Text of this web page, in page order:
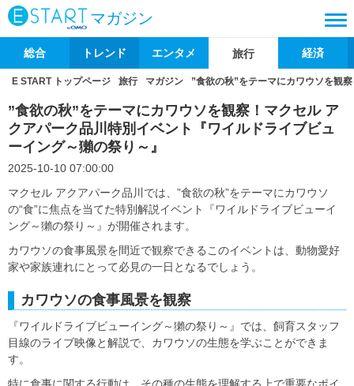
マガジン
総合 トレンド エンタメ 旅行 経済
E START トップページ 旅行 マガジン ”食欲の秋”をテーマにカワウソを観
”食欲の秋”をテーマにカワウソを観察！マクセル ア
クアパーク品川特別イベント『ワイルドライブビュ
ーイング～獺の祭り～』
2025-10-10 07:00:00
マクセル アクアパーク品川では、”食欲の秋”をテーマにカワウソ
の“食”に焦点を当てた特別解説イベント『ワイルドライブビューイ
ング～獺の祭り～』が開催されます。
カワウソの食事風景を間近で観察できるこのイベントは、動物愛好
家や家族連れにとって必見の一日となるでしょう。
カワウソの食事風景を観察
『ワイルドライブビューイング～獺の祭り～』では、飼育スタッフ
目線のライブ映像と解説で、カワウソの生態を学ぶことができま
す。